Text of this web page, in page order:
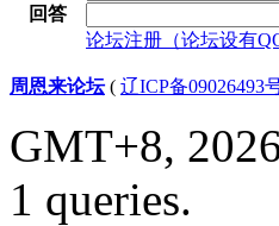
回答
论坛注册（论坛设有
周恩来论坛( 辽ICP备09026493
GMT+8,
1 queries.